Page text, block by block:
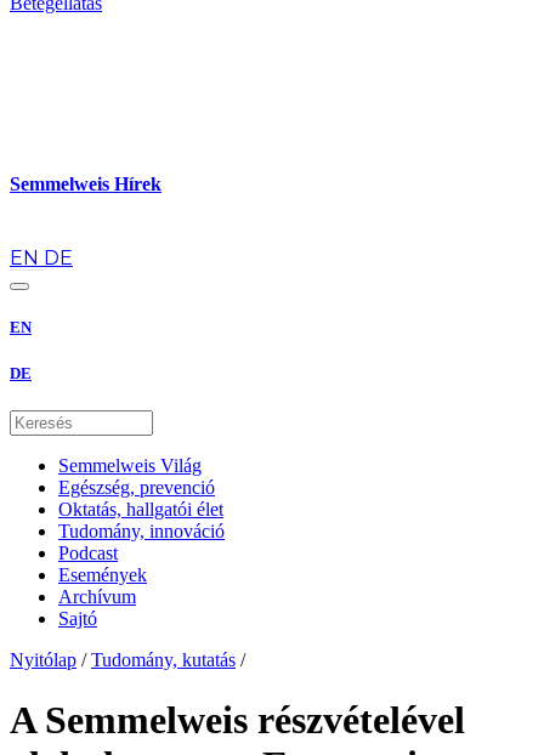
Semmelweis Hírek
EN DE
EN
DE
Semmelweis Világ
Egészség, prevenció
Oktatás, hallgatói élet
Tudomány, innováció
Podcast
Események
Archívum
Sajtó
Nyitólap / Tudomány, kutatás /
A Semmelweis részvételével